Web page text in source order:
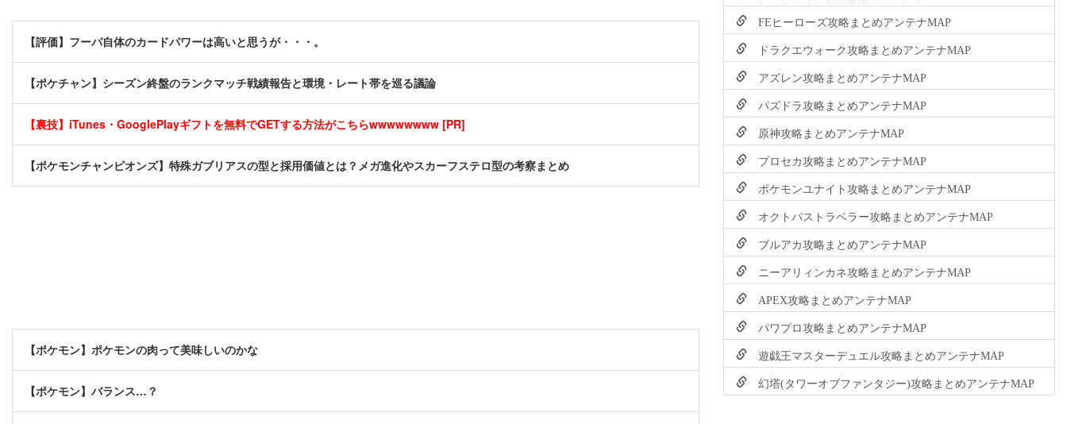
【評価】フーパ自体のカードパワーは高いと思うが・・・。
【ポケチャン】シーズン終盤のランクマッチ戦績報告と環境・レート帯を巡る議論
【裏技】iTunes・GooglePlayギフトを無料でGETする方法がこちらwwwwwwww [PR]
【ポケモンチャンピオンズ】特殊ガブリアスの型と採用価値とは？メガ進化やスカーフステロ型の考察まとめ
【ポケモン】ポケモンの肉って美味しいのかな
【ポケモン】バランス…？
FEヒーローズ攻略まとめアンテナMAP
ドラクエウォーク攻略まとめアンテナMAP
アズレン攻略まとめアンテナMAP
パズドラ攻略まとめアンテナMAP
原神攻略まとめアンテナMAP
プロセカ攻略まとめアンテナMAP
ポケモンユナイト攻略まとめアンテナMAP
オクトパストラベラー攻略まとめアンテナMAP
ブルアカ攻略まとめアンテナMAP
ニーアリィンカネ攻略まとめアンテナMAP
APEX攻略まとめアンテナMAP
パワプロ攻略まとめアンテナMAP
遊戯王マスターデュエル攻略まとめアンテナMAP
幻塔(タワーオブファンタジー)攻略まとめアンテナMAP